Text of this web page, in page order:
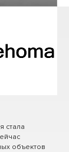
стала
объектов